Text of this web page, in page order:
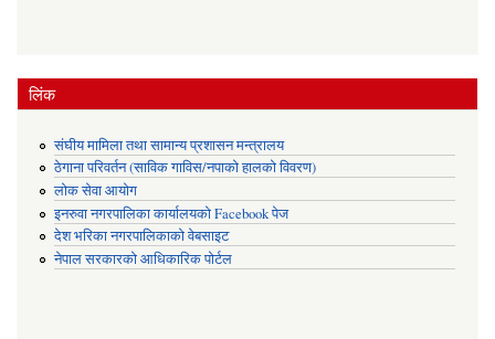
लिंक
संघीय मामिला तथा सामान्य प्रशासन मन्त्रालय
ठेगाना परिवर्तन (साविक गाविस/नपाको हालको विवरण)
लोक सेवा आयोग
इनरुवा नगरपालिका कार्यालयको Facebook पेज
देश भरिका नगरपालिकाको वेबसाइट
नेपाल सरकारको आधिकारिक पोर्टल